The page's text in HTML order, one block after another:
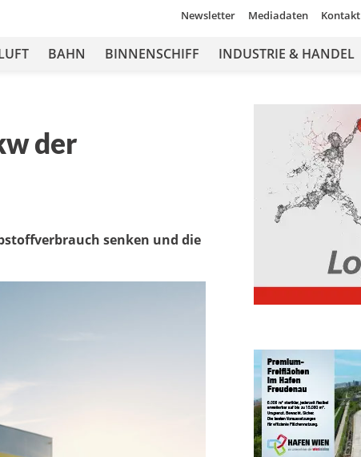
Newsletter Mediadaten Kontakt
BAHN BINNENSCHIFF INDUSTRIE & HANDEL
der
senken und die